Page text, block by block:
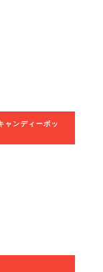
ンディーボッ